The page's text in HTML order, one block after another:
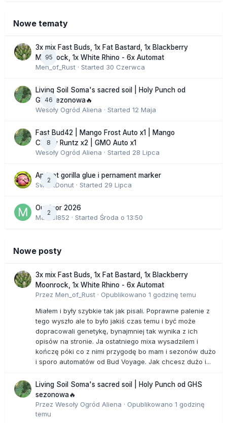
Nowe tematy
95
3x mix Fast Buds, 1x Fat Bastard, 1x Blackberry
Moonrock, 1x White Rhino - 6x Automat
Men_of_Rust · Started 30 Czerwca
46
Living Soil Soma's sacred soil | Holy Punch od
GHS sezonowa🔥
Wesoły Ogród Aliena · Started 12 Maja
8
Fast Bud42 | Mango Frost Auto x1 | Mango
Cherry Runtz x2 | GMO Auto x1
Wesoły Ogród Aliena · Started 28 Lipca
2
Apricot gorilla glue i pernament marker
SweetDonut · Started 29 Lipca
2
Outdoor 2026
Marcel852 · Started Środa o 13:50
Nowe posty
3x mix Fast Buds, 1x Fat Bastard, 1x Blackberry
Moonrock, 1x White Rhino - 6x Automat
Przez Men_of_Rust · Opublikowano 1 godzinę temu
Miałem i były szybkie tak jak pisali. Poprawne palenie z
tego wyszło ale to było jakiś czas temu i być może
dopracowali genetykę, bynajmniej tak wynika z ich
opisów na stronie. Ja ostatniego mixa wysadzilem i
kończę póki co z nimi przygodę bo mam i sezonów dużo
i sporo automatów od Bud Voyage. Jak chcesz dużo i...
Living Soil Soma's sacred soil | Holy Punch od GHS
sezonowa🔥
Przez Wesoły Ogród Aliena · Opublikowano 1 godzinę
temu